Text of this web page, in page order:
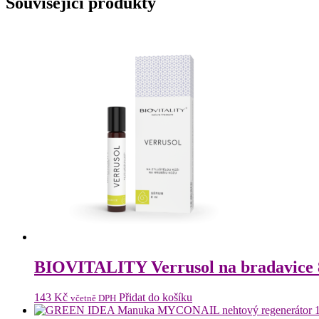
BIOVITALITY Verrusol na bradavice
143 Kč včetně DPH Přidat do košíku